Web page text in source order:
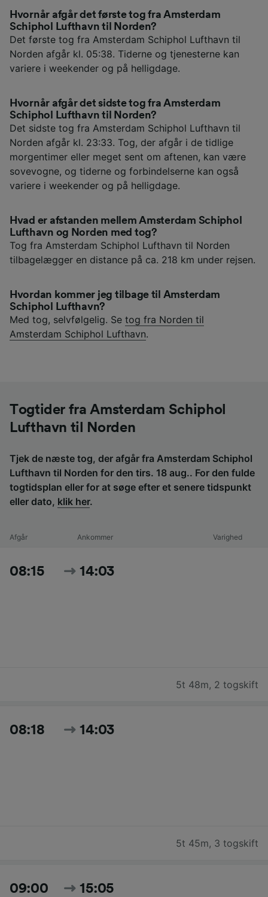
Hvornår afgår det første tog fra Amsterdam
Schiphol Lufthavn til Norden?
Det første tog fra Amsterdam Schiphol Lufthavn til
Norden afgår kl. 05:38. Tiderne og tjenesterne kan
variere i weekender og på helligdage.
Hvornår afgår det sidste tog fra Amsterdam
Schiphol Lufthavn til Norden?
Det sidste tog fra Amsterdam Schiphol Lufthavn til
Norden afgår kl. 23:33. Tog, der afgår i de tidlige
morgentimer eller meget sent om aftenen, kan være
sovevogne, og tiderne og forbindelserne kan også
variere i weekender og på helligdage.
Hvad er afstanden mellem Amsterdam Schiphol
Lufthavn og Norden med tog?
Tog fra Amsterdam Schiphol Lufthavn til Norden
tilbagelægger en distance på ca. 218 km under rejsen.
Hvordan kommer jeg tilbage til Amsterdam
Schiphol Lufthavn?
Med tog, selvfølgelig. Se tog fra Norden til
Amsterdam Schiphol Lufthavn.
Togtider fra Amsterdam Schiphol
Lufthavn til Norden
Tjek de næste tog, der afgår fra Amsterdam Schiphol
Lufthavn til Norden for den tirs. 18 aug.. For den fulde
togtidsplan eller for at søge efter et senere tidspunkt
eller dato, klik her.
Afgår Ankommer Varighed
08:15 14:03
5t 48m, 2 togskift
08:18 14:03
5t 45m, 3 togskift
09:00 15:05